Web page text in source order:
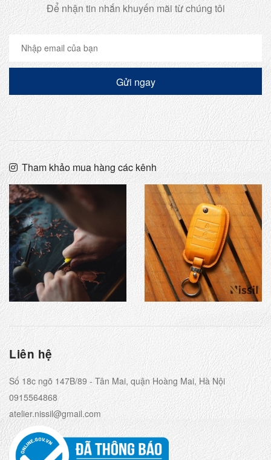
Để nhận tin nhắn khuyến mãi từ chúng tôi
Gửi ngay
Tham khảo mua hàng các kênh
Liên hệ
Số 18c ngõ 147B/89 - Tân Mai, quận Hoàng Mai, Hà Nội
0915564868
atelier.nissil@gmail.com